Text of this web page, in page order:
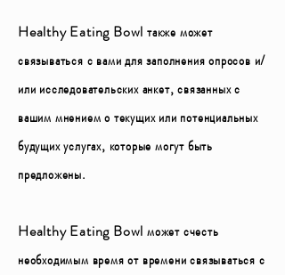
Healthy Eating Bowl также может
связываться с вами для заполнения опросов и/
или исследовательских анкет, связанных с
вашим мнением о текущих или потенциальных
будущих услугах, которые могут быть
предложены.
Healthy Eating Bowl может счесть
необходимым время от времени связываться с